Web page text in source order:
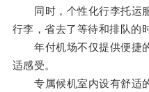
同时，个性化行李托运
行李，省去了等待和排队的
年付机场不仅提供便捷的
适感受。
专属候机室内设有舒适